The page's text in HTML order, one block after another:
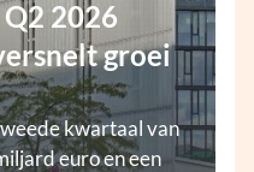
2026
groei
kwartaal van
euro en een